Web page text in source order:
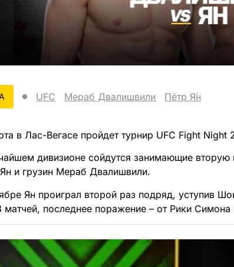
UFC Мераб Двалишвили Пётр Я́н
в Лас-Вегасе пройдет турнир UFC Fight Night
дивизионе сойдутся занимающие вторую
и грузин Мераб Двалишвили.
Ян проиграл второй раз подряд, уступив
матчей, последнее поражение – от Рики Симона